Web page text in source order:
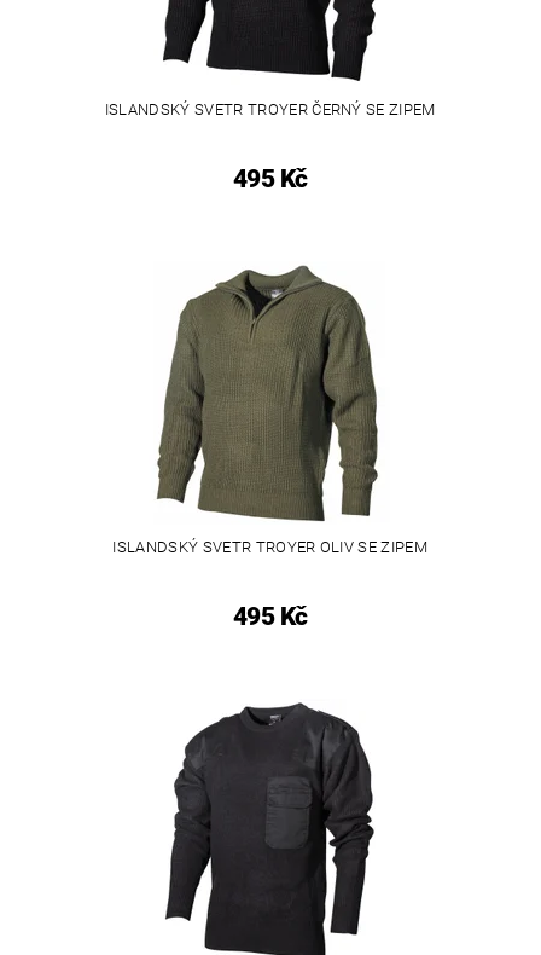
ISLANDSKÝ SVETR TROYER ČERNÝ SE ZIPEM
495 Kč
ISLANDSKÝ SVETR TROYER OLIV SE ZIPEM
495 Kč